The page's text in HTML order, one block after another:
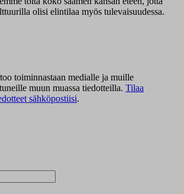
olisi elintilaa myös tulevaisuudessa.
toiminnastaan medialle ja muille
muun muassa tiedotteilla. Tilaa
sähköpostiisi.